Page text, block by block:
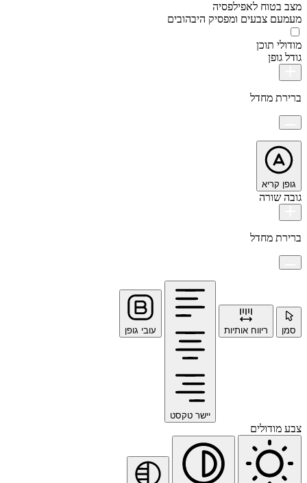
מצב בטוח לאפילפסיה
מעמעם צבעים ומפסיק היבהובים
מודולי תוכן
גודל גופן
ברירת מחדל
גופן קריא
גובה שורה
ברירת מחדל
סמן ריווח אותיות
יישר טקסט
עובי גופן
צבע מודולים